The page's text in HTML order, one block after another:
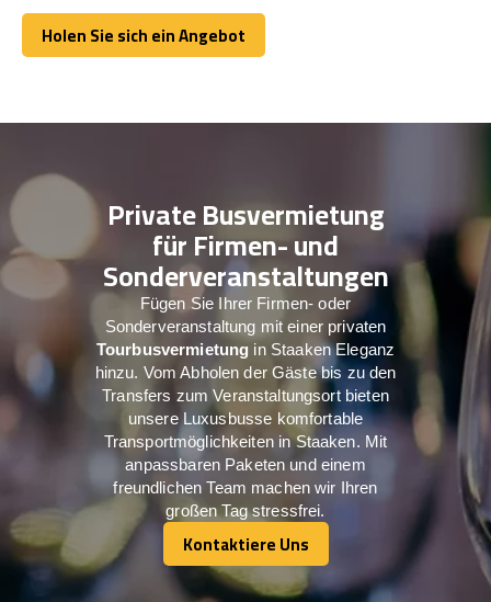
Holen Sie sich ein Angebot
Holen Sie sich ein Angebot
Private Busvermietung
für Firmen- und
Sonderveranstaltungen
Fügen Sie Ihrer Firmen- oder
Sonderveranstaltung mit einer privaten
Tourbusvermietung in Staaken Eleganz
hinzu. Vom Abholen der Gäste bis zu den
Transfers zum Veranstaltungsort bieten
unsere Luxusbusse komfortable
Transportmöglichkeiten in Staaken. Mit
anpassbaren Paketen und einem
freundlichen Team machen wir Ihren
großen Tag stressfrei.
Kontaktiere Uns
Kontaktiere Uns